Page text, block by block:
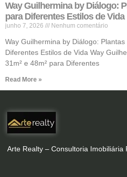
Way Guilhermina by Diálogo:
para Diferentes Estilos de Vida
junho 7, 2026 Nenhum comentário
Way Guilhermina by Diálogo: Plantas
Diferentes Estilos de Vida Way
31m² e 48m² para Diferentes
Read More »
Arte Realty – Consultoria Imobiliária